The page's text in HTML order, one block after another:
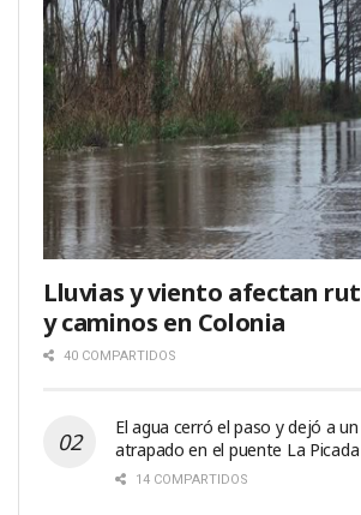
Lluvias y viento afectan
y caminos en Colonia
40 COMPARTIDOS
El agua cerró el paso y dejó a
atrapado en el puente La Picada
14 COMPARTIDOS